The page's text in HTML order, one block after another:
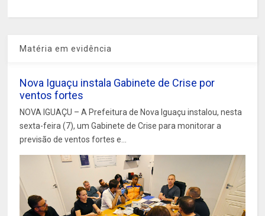
Matéria em evidência
Nova Iguaçu instala Gabinete de Crise por
ventos fortes
NOVA IGUAÇU – A Prefeitura de Nova Iguaçu instalou, nesta
sexta-feira (7), um Gabinete de Crise para monitorar a
previsão de ventos fortes e...